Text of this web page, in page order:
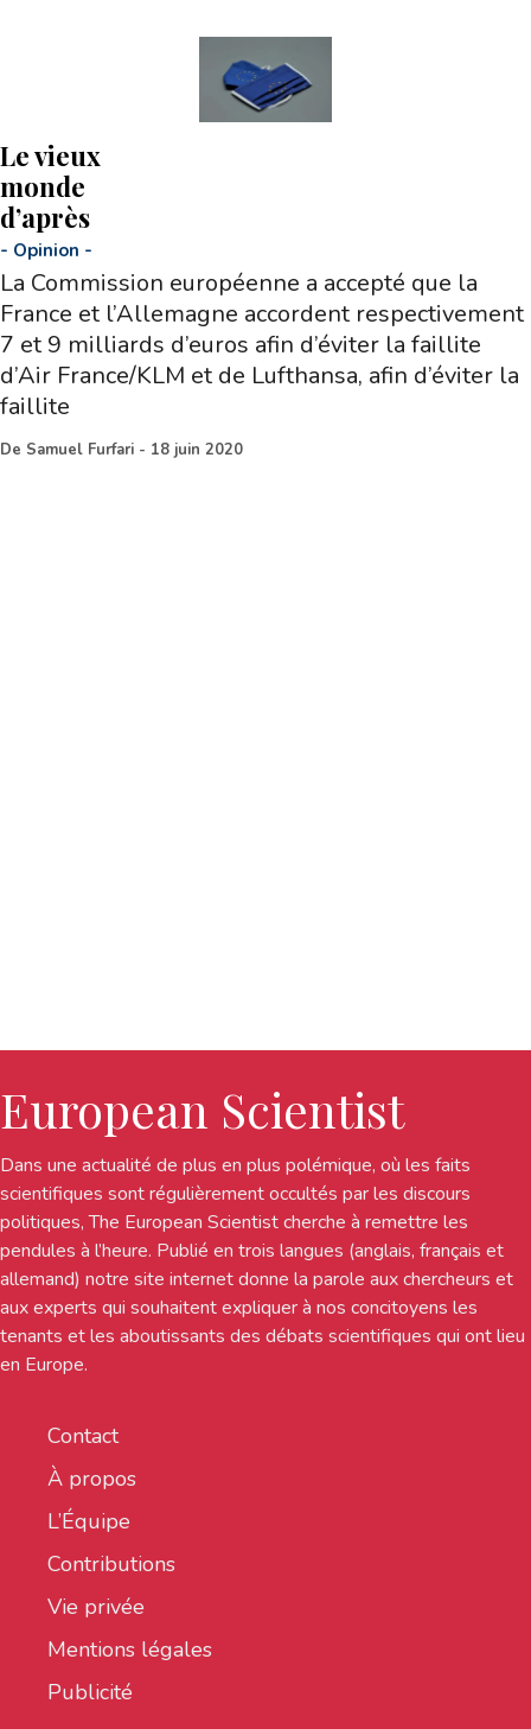
Le vieux
monde
d’après
- Opinion -
La Commission européenne a accepté que la
France et l’Allemagne accordent respectivement
7 et 9 milliards d’euros afin d’éviter la faillite
d’Air France/KLM et de Lufthansa, afin d’éviter la
faillite
De Samuel Furfari - 18 juin 2020
European Scientist
Dans une actualité de plus en plus polémique, où les faits
scientifiques sont régulièrement occultés par les discours
politiques, The European Scientist cherche à remettre les
pendules à l’heure. Publié en trois langues (anglais, français et
allemand) notre site internet donne la parole aux chercheurs et
aux experts qui souhaitent expliquer à nos concitoyens les
tenants et les aboutissants des débats scientifiques qui ont lieu
en Europe.
Contact
À propos
L’Équipe
Contributions
Vie privée
Mentions légales
Publicité